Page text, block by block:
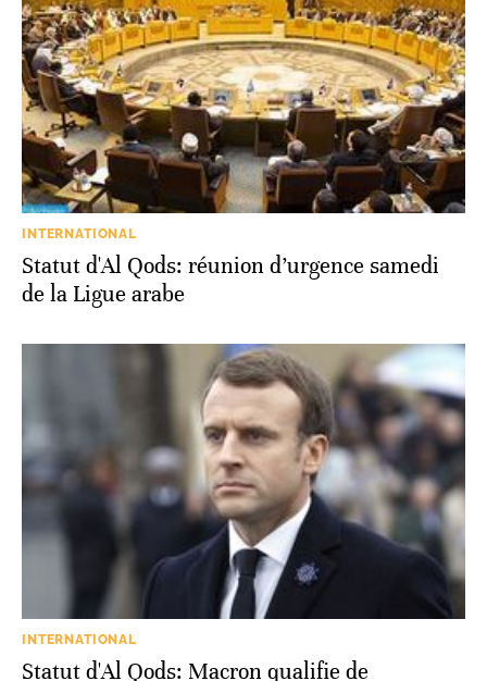
INTERNATIONAL
Statut d'Al Qods: réunion d’urgence samedi
de la Ligue arabe
INTERNATIONAL
Statut d'Al Qods: Macron qualifie de